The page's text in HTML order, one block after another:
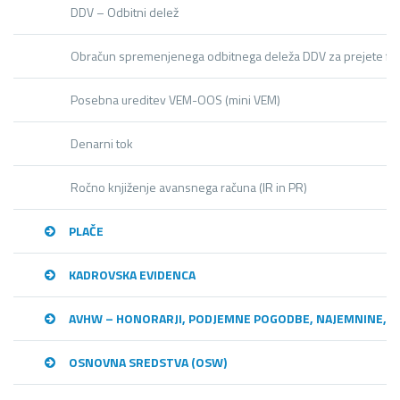
DDV – Odbitni delež
Obračun spremenjenega odbitnega deleža DDV za prejete
Posebna ureditev VEM-OOS (mini VEM)
Denarni tok
Ročno knjiženje avansnega računa (IR in PR)
PLAČE
KADROVSKA EVIDENCA
AVHW – HONORARJI, PODJEMNE POGODBE, NAJEMNINE,…
OSNOVNA SREDSTVA (OSW)